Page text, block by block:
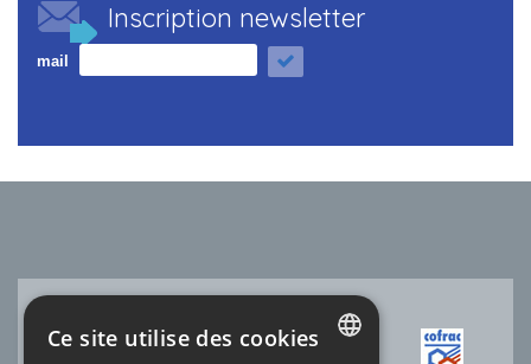
Inscription newsletter
mail
ACCRÉDITATION COFRAC
Ce site utilise des cookies